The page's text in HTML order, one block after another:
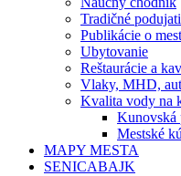
Tradičné
Publikácie o
Ubytovanie
Reštaurácie a
Vlaky, MHD,
Kvalita vody na
Kunovská
Mestské
MAPY MESTA
SENICABAJK